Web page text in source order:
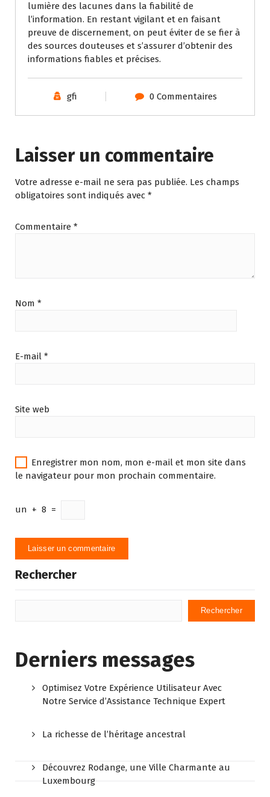
lumière des lacunes dans la fiabilité de
l’information. En restant vigilant et en faisant
preuve de discernement, on peut éviter de se fier à
des sources douteuses et s’assurer d’obtenir des
informations fiables et précises.
gfi 0 Commentaires
Laisser un commentaire
Votre adresse e-mail ne sera pas publiée. Les champs
obligatoires sont indiqués avec *
Commentaire *
Nom *
E-mail *
Site web
Enregistrer mon nom, mon e-mail et mon site dans
le navigateur pour mon prochain commentaire.
un + 8 =
Rechercher
Rechercher
Derniers messages
Optimisez Votre Expérience Utilisateur Avec
Notre Service d’Assistance Technique Expert
La richesse de l’héritage ancestral
Découvrez Rodange, une Ville Charmante au
Luxembourg